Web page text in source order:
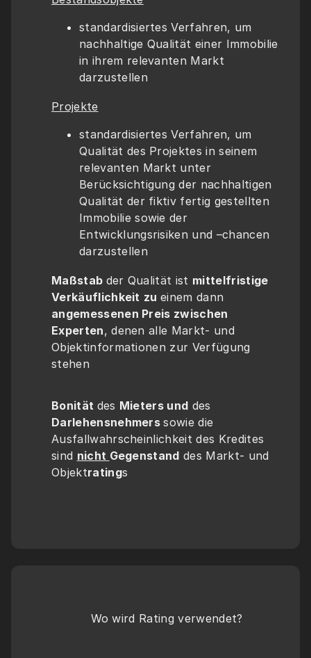
standardisiertes Verfahren, um
nachhaltige Qualität einer Immobilie
in ihrem relevanten Markt
darzustellen
Projekte
standardisiertes Verfahren, um
Qualität des Projektes in seinem
relevanten Markt unter
Berücksichtigung der nachhaltigen
Qualität der fiktiv fertig gestellten
Immobilie sowie der
Entwicklungsrisiken und –chancen
darzustellen
Maßstab der Qualität ist mittelfristige
Verkäuflichkeit zu
angemessenen Preis zwischen
Experten, denen alle Markt- und
Objektinformationen zur Verfügung
stehen
Bonität des Mieters und
Darlehensnehmers sowie die
Ausfallwahrscheinlichkeit des Kredites
sind nicht Gegenstand des Markt- und
Objektratings
Wo wird Rating verwendet?